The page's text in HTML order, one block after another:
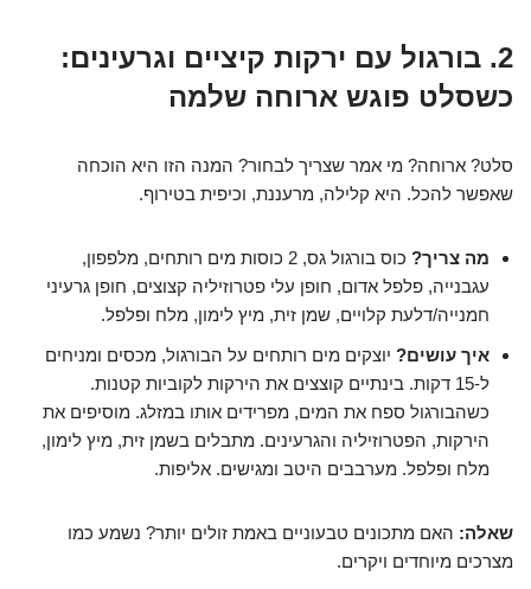
2. בורגול עם ירקות קיציים וגרעינים:
כשסלט פוגש ארוחה שלמה
סלט? ארוחה? מי אמר שצריך לבחור? המנה הזו היא הוכחה
שאפשר להכל. היא קלילה, מרעננת, וכיפית בטירוף.
מה צריך?
כוס בורגול גס, 2 כוסות מים רותחים, מלפפון,
עגבנייה, פלפל אדום, חופן עלי פטרוזיליה קצוצים, חופן גרעיני
חמנייה/דלעת קלויים, שמן זית, מיץ לימון, מלח ופלפל.
איך עושים? יוצקים מים רותחים על הבורגול, מכסים ומניחים
ל-15 דקות. בינתיים קוצצים את הירקות לקוביות קטנות.
כשהבורגול ספח את המים, מפרידים אותו במזלג. מוסיפים את
הירקות, הפטרוזיליה והגרעינים. מתבלים בשמן זית, מיץ לימון,
מלח ופלפל. מערבבים היטב ומגישים. אליפות.
שאלה: האם מתכונים טבעוניים באמת זולים יותר? נשמע כמו
מצרכים מיוחדים ויקרים.